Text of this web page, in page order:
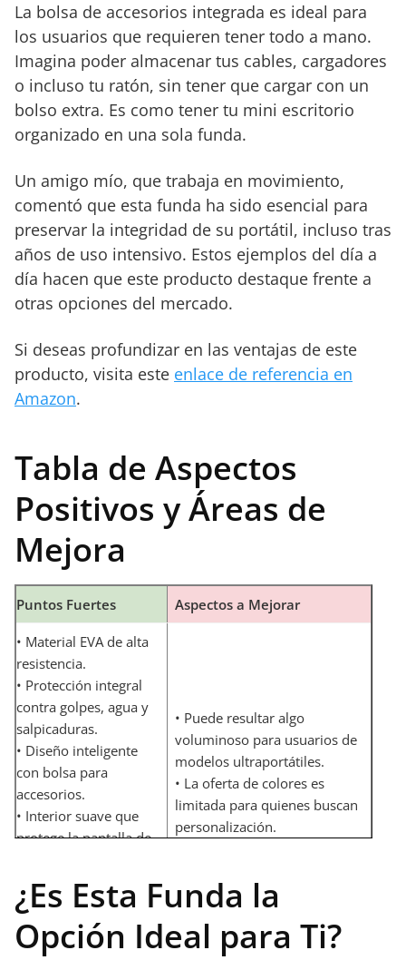
La bolsa de accesorios integrada es ideal para
los usuarios que requieren tener todo a mano.
Imagina poder almacenar tus cables, cargadores
o incluso tu ratón, sin tener que cargar con un
bolso extra. Es como tener tu mini escritorio
organizado en una sola funda.
Un amigo mío, que trabaja en movimiento,
comentó que esta funda ha sido esencial para
preservar la integridad de su portátil, incluso tras
años de uso intensivo. Estos ejemplos del día a
día hacen que este producto destaque frente a
otras opciones del mercado.
Si deseas profundizar en las ventajas de este
producto, visita este enlace de referencia en
Amazon.
Tabla de Aspectos
Positivos y Áreas de
Mejora
Puntos Fuertes Aspectos a Mejorar
• Material EVA de alta
resistencia.
• Protección integral
contra golpes, agua y
salpicaduras.
• Diseño inteligente
con bolsa para
accesorios.
• Interior suave que
protege la pantalla de
• Cremallera robusta y
fácil de utilizar.
• Puede resultar algo
voluminoso para usuarios de
modelos ultraportátiles.
• La oferta de colores es
limitada para quienes buscan
personalización.
¿Es Esta Funda la
Opción Ideal para Ti?